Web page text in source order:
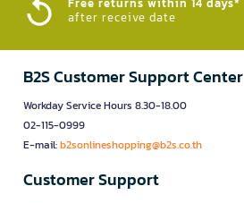
after receive date
B2S Customer Support Center
Workday Service Hours 8.30-18.00
02-115-0999
E-mail:b2sonlineshopping@b2s.co.th
Customer Support